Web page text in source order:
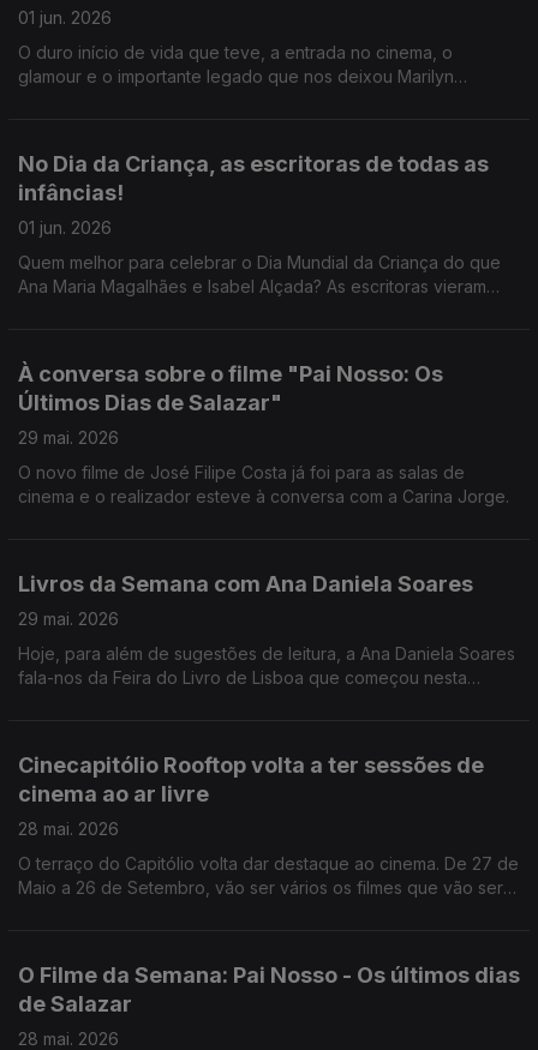
01 jun. 2026
O duro início de vida que teve, a entrada no cinema, o
glamour e o importante legado que nos deixou Marilyn
No Dia da Criança, as escritoras de todas as
infâncias!
01 jun. 2026
Quem melhor para celebrar o Dia Mundial da Criança do que
Ana Maria Magalhães e Isabel Alçada? As escritoras vieram
À conversa sobre o filme "Pai Nosso: Os
Últimos Dias de Salazar"
29 mai. 2026
O novo filme de José Filipe Costa já foi para as salas de
cinema e o realizador esteve à conversa com a Carina Jorge.
Livros da Semana com Ana Daniela Soares
29 mai. 2026
Hoje, para além de sugestões de leitura, a Ana Daniela Soares
fala-nos da Feira do Livro de Lisboa que começou nesta
Cinecapitólio Rooftop volta a ter sessões de
cinema ao ar livre
28 mai. 2026
O terraço do Capitólio volta dar destaque ao cinema. De 27 de
Maio a 26 de Setembro, vão ser vários os filmes que vão ser
O Filme da Semana: Pai Nosso - Os últimos dias
de Salazar
28 mai. 2026